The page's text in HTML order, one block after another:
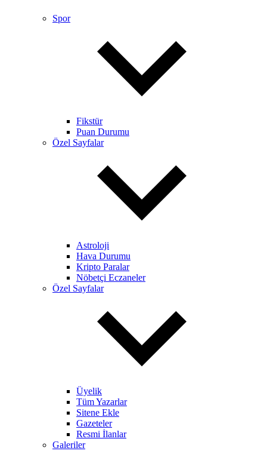
Spor
Fikstür
Puan Durumu
Özel Sayfalar
Astroloji
Hava Durumu
Kripto Paralar
Nöbetçi Eczaneler
Özel Sayfalar
Üyelik
Tüm Yazarlar
Sitene Ekle
Gazeteler
Resmi İlanlar
Galeriler